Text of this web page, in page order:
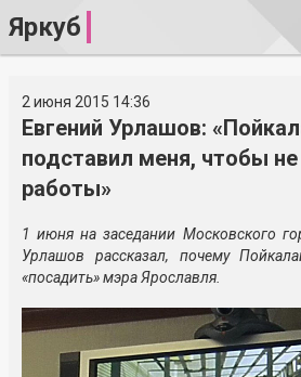
Яркуб
2 июня 2015 14:36
Евгений Урлашов:
подставил меня, чтобы
работы»
1 июня на заседании Московского
Урлашов рассказал, почему
«посадить» мэра Ярославля.